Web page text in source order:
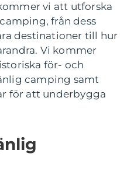
vi att utforska
från dess
destinationer till hur
Vi kommer
för- och
camping samt
för att underbygga